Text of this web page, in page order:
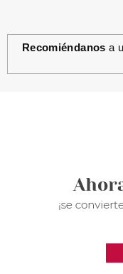
Recomiéndanos a